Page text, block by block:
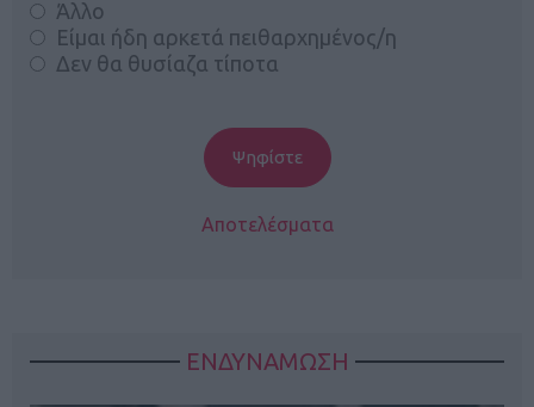
Άλλο
Είμαι ήδη αρκετά πειθαρχημένος/η
Δεν θα θυσίαζα τίποτα
Αποτελέσματα
ΕΝΔΥΝΑΜΩΣΗ